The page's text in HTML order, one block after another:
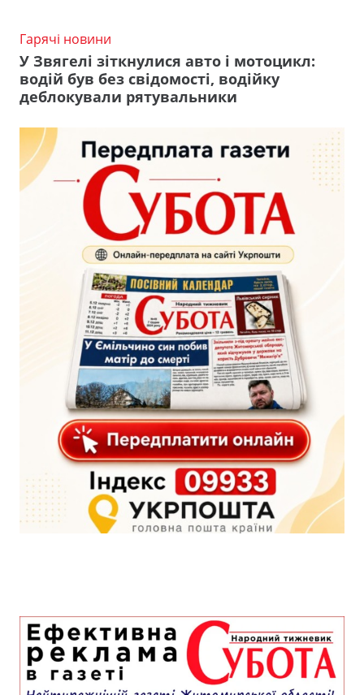
Гарячі новини
У Звягелі зіткнулися авто і мотоцикл:
водій був без свідомості, водійку
деблокували рятувальники